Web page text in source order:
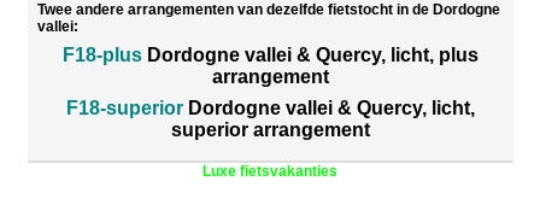
Twee andere arrangementen van dezelfde fietstocht in de Dordogne
vallei:
F18-plusDordogne vallei & Quercy, licht, plus
arrangement
F18-superiorDordogne vallei & Quercy, licht,
superior arrangement
Luxe fietsvakanties